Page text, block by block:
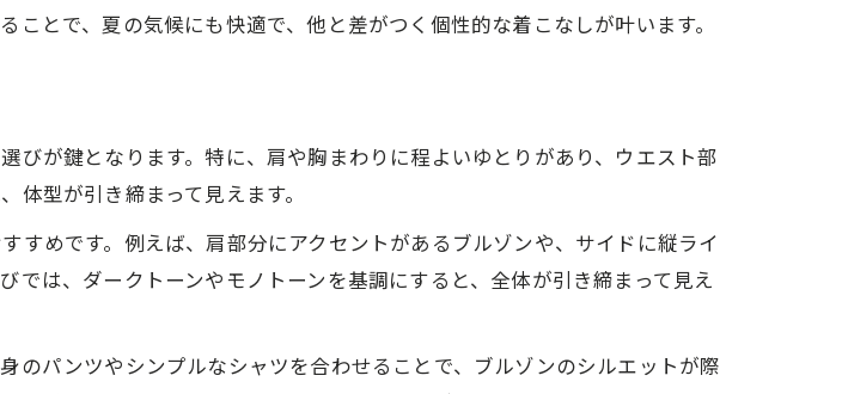
とで、夏の気候にも快適で、他と差がつく個性的な着こなしが叶います。
が鍵となります。特に、肩や胸まわりに程よいゆとりがあり、ウエスト部
型が引き締まって見えます。
すめです。例えば、肩部分にアクセントがあるブルゾンや、サイドに縦ライ
は、ダークトーンやモノトーンを基調にすると、全体が引き締まって見え
のパンツやシンプルなシャツを合わせることで、ブルゾンのシルエットが際